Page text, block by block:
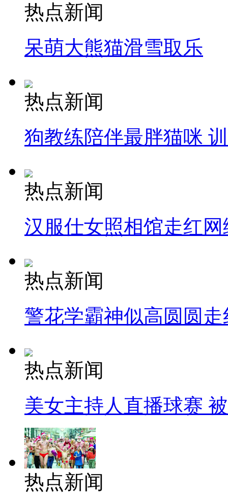
热点新闻
呆萌大熊猫滑雪取乐
热点新闻
狗教练陪伴最胖猫咪
热点新闻
汉服仕女照相馆走红网
热点新闻
警花学霸神似高圆圆走
热点新闻
美女主持人直播球赛
热点新闻